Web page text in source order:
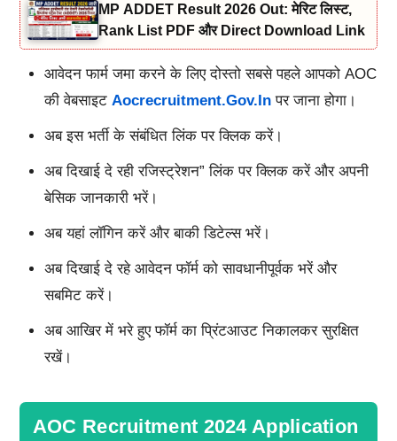
MP ADDET Result 2026 Out: मेरिट लिस्ट,
Rank List PDF और Direct Download Link
आवेदन फार्म जमा करने के लिए दोस्तो सबसे पहले आपको AOC
की वेबसाइट Aocrecruitment.gov.inपर जाना होगा।
अब इस भर्ती के संबंधित लिंक पर क्लिक करें।
अब दिखाई दे रही रजिस्ट्रेशन” लिंक पर क्लिक करें और अपनी
बेसिक जानकारी भरें।
अब यहां लॉगिन करें और बाकी डिटेल्स भरें।
अब दिखाई दे रहे आवेदन फॉर्म को सावधानीपूर्वक भरें और
सबमिट करें।
अब आखिर में भरे हुए फॉर्म का प्रिंटआउट निकालकर सुरक्षित
रखें।
AOC Recruitment 2024 Application